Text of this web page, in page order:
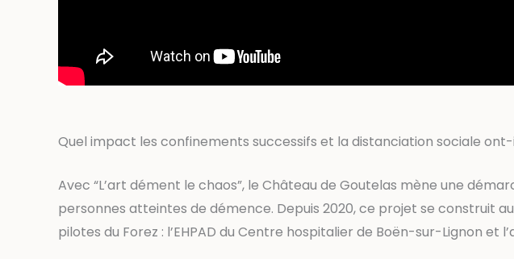
Quel impact les confinements successifs et la distanciation sociale
Avec “L’art dément le chaos”, le Château de Goutelas mène une
personnes atteintes de démence. Depuis 2020, ce projet se construit
pilotes du Forez : l’EHPAD du Centre hospitalier de Boën-sur-Lignon